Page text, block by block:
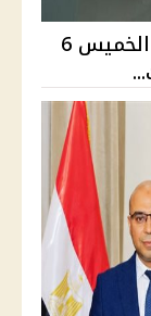
سعر الدولار مقابل الجنيه المصري الخميس 6